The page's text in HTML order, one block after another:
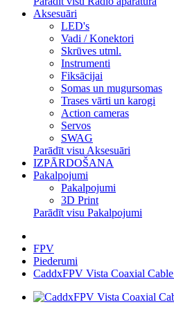
Aksesuāri
LED's
Vadi / Konektori
Skrūves utml.
Instrumenti
Fiksācijai
Somas un mugursomas
Trases vārti un karogi
Action cameras
Servos
SWAG
Parādīt visu Aksesuāri
IZPĀRDOŠANA
Pakalpojumi
Pakalpojumi
3D Print
Parādīt visu Pakalpojumi
FPV
Piederumi
CaddxFPV Vista Coaxial